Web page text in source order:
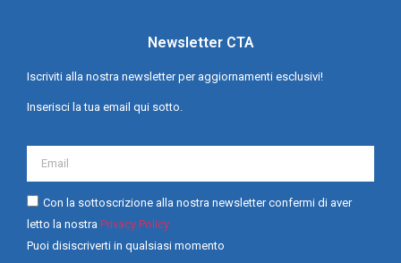
Newsletter CTA
Iscriviti alla nostra newsletter per aggiornamenti esclusivi!
Inserisci la tua email qui sotto.
Con la sottoscrizione alla nostra newsletter confermi di aver
letto la nostra Privacy Policy
Puoi disiscriverti in qualsiasi momento